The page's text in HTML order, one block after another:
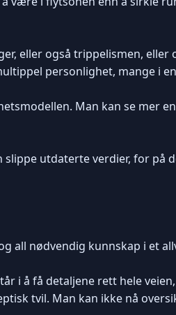
eller også trippelismen, eller
personlighet, mange i
Man kan se mer
utdaterte verdier, for på
all nødvendig kunnskap i et
i å få detaljene rett hele
tvil. Man kan ikke nå